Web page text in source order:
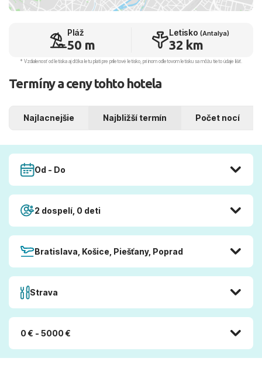
Pláž
50 m
Letisko (Antalya)
32 km
* Vzdialenosť od letiska aj dľžka letu platí pre príletové letisko, pri inom odletovom letisku sa môžu tieto údaje líšiť.
Termíny a ceny tohto hotela
Najlacnejšie Najbližší termín Počet nocí
Od - Do
2 dospelí, 0 deti
Bratislava, Košice, Piešťany, Poprad
Strava
0 € - 5000 €